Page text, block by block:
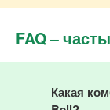
FAQ –
Какая